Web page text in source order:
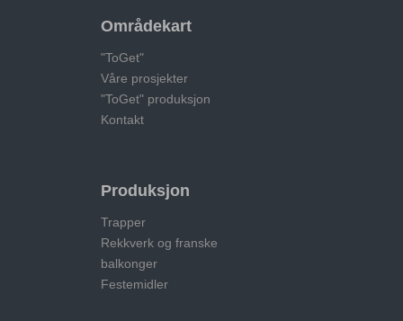
Områdekart
"ToGet"
Våre prosjekter
"ToGet" produksjon
Kontakt
Produksjon
Trapper
Rekkverk og franske
balkonger
Festemidler